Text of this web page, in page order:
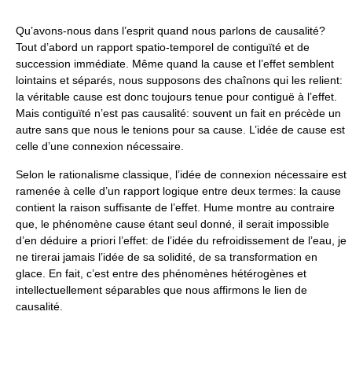
Qu’avons-nous dans l’esprit quand nous parlons de causalité?
Tout d’abord un rapport spatio-temporel de contiguïté et de
succession immédiate. Même quand la cause et l’effet semblent
lointains et séparés, nous supposons des chaînons qui les relient:
la véritable cause est donc toujours tenue pour contiguë à l’effet.
Mais contiguïté n’est pas causalité: souvent un fait en précède un
autre sans que nous le tenions pour sa cause. L’idée de cause est
celle d’une connexion nécessaire.
Selon le rationalisme classique, l’idée de connexion nécessaire est
ramenée à celle d’un rapport logique entre deux termes: la cause
contient la raison suffisante de l’effet. Hume montre au contraire
que, le phénomène cause étant seul donné, il serait impossible
d’en déduire a priori l’effet: de l’idée du refroidissement de l’eau, je
ne tirerai jamais l’idée de sa solidité, de sa transformation en
glace. En fait, c’est entre des phénomènes hétérogènes et
intellectuellement séparables que nous affirmons le lien de
causalité.